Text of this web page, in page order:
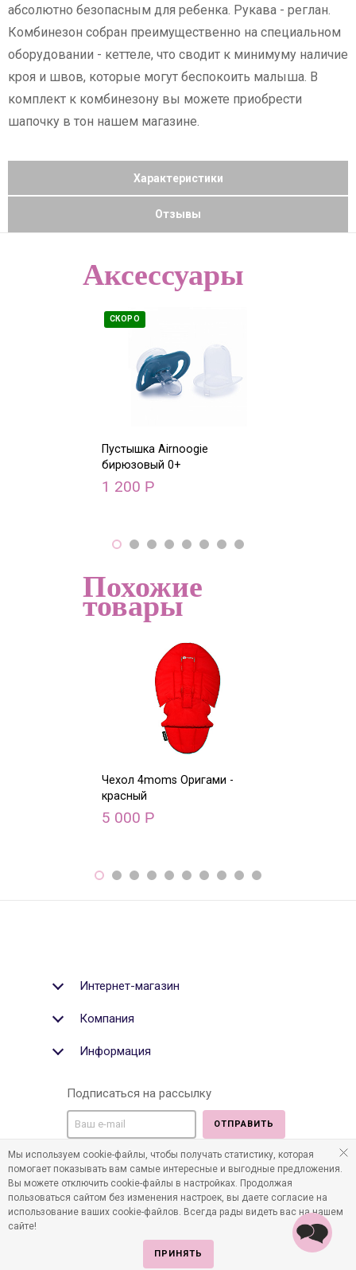
абсолютно безопасным для ребенка. Рукава - реглан.
Комбинезон собран преимущественно на специальном
оборудовании - кеттеле, что сводит к минимуму наличие
кроя и швов, которые могут беспокоить малыша. В
комплект к комбинезону вы можете приобрести
шапочку в тон нашем магазине.
Характеристики
Отзывы
Аксессуары
СКОРО
Пустышка Airnoogie
бирюзовый 0+
1 200 Р
Похожие
товары
Чехол 4moms Оригами -
красный
5 000 Р
Интернет-магазин
Компания
Информация
Подписаться на рассылку
ОТПРАВИТЬ
Мы в социальных медиа:
©2011-2026 Все права защищены. Интернет-магазин
детских товаров www.infania.ru.
Мы используем cookie-файлы, чтобы получать статистику, которая
помогает показывать вам самые интересные и выгодные предложения.
Вы можете отключить cookie-файлы в настройках. Продолжая
пользоваться сайтом без изменения настроек, вы даете согласие на
использование ваших cookie-файлов. Всегда рады видеть вас на нашем
сайте!
ПРИНЯТЬ